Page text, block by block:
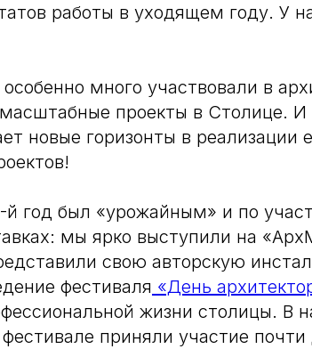
работы в уходящем году. У
много участвовали в
проекты в Столице.
новые горизонты в
год был «урожайным» и по
мы ярко выступили на
свою авторскую
фестиваля «День
жизни столицы. В
приняли участие